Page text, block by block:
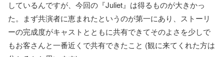
しているんですが、今回の『Juliet』は得るものが大きかっ
た。まず共演者に恵まれたというのが第一にあり、ストーリ
ーの完成度がキャストとともに共有できてそのよさを少しで
もお客さんと一番近くで共有できたこと (観に来てくれた方は